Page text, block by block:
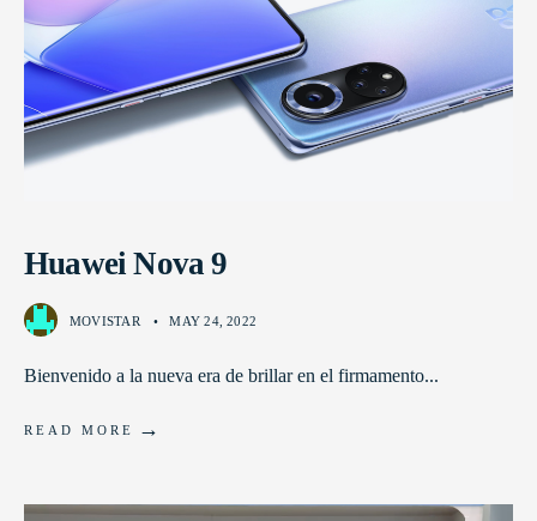
Huawei Nova 9
MOVISTAR • MAY 24, 2022
Bienvenido a la nueva era de brillar en el firmamento...
READ MORE →